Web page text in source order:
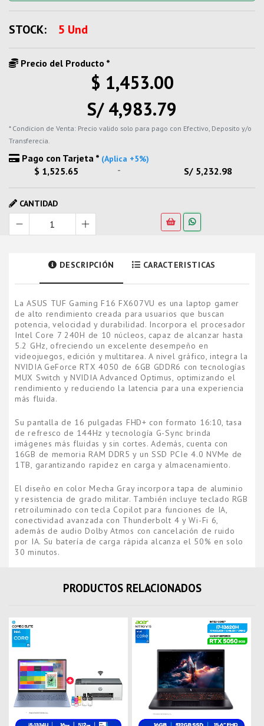
STOCK: 5 Und
Precio del Producto *
$ 1,453.00
S/ 4,983.79
* Condicion de Venta: Precio valido solo para pago con Efectivo, Deposito y/o
Transferecia.
Pago con Tarjeta * (Aplica +5%)
$ 1,525.65 - S/ 5,232.98
CANTIDAD
DESCRIPCIÓN CARACTERISTICAS
La ASUS TUF Gaming F16 FX607VU es una laptop gamer
de alto rendimiento creada para usuarios que buscan
potencia, velocidad y durabilidad. Incorpora el procesador
Intel Core 7 240H de 10 núcleos, capaz de alcanzar hasta
5.2 GHz, ofreciendo un excelente desempeño en
videojuegos, edición y multitarea. A nivel gráfico, integra la
NVIDIA GeForce RTX 4050 de 6GB GDDR6 con tecnologías
MUX Switch y NVIDIA Advanced Optimus, optimizando el
rendimiento y reduciendo la latencia para una experiencia
más fluida.
Su pantalla de 16 pulgadas FHD+ con formato 16:10, tasa
de refresco de 144Hz y tecnología G-Sync brinda
imágenes más fluidas y sin cortes. Además, cuenta con
16GB de memoria RAM DDR5 y un SSD PCIe 4.0 NVMe de
1TB, garantizando rapidez en carga y almacenamiento.
El diseño en color Mecha Gray incorpora tapa de aluminio
y resistencia de grado militar. También incluye teclado RGB
retroiluminado con tecla Copilot para funciones de IA,
conectividad avanzada con Thunderbolt 4 y Wi-Fi 6,
además de audio Dolby Atmos con cancelación de ruido
por IA. Su batería de carga rápida alcanza el 50% en solo
30 minutos.
PRODUCTOS RELACIONADOS